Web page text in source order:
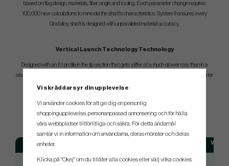
based on flag design, materials, fiber angle and tooling. Each parameter change requires
100,000 new calculations to remodel the shaft’s characteristics. System 9 ensures every
Grafalloy shaft is designed with unparalleled material accuracy.
Vertical Launch Technology Technology
Designed with an EI profile in the tip section that gets stiffer at a much slower rate than in a
standard shaft, Vertical Launch Technology maximizes launch conditions and provides greater
height off the tee.
SPEC.
Vikt
ProLaunch Blue 45 Lady 44
Vi skräddarsyr din upplevelse
Vi använder cookies för att ge dig en personlig
shoppingupplevelse, personanpassad annonsering och för hålla
våra webbplatser tillförlitliga och säkra. För detta ändamål
samlar vi in information om användarna, deras mönster och deras
enheter.
Klicka på "Okej" om du tillåter alla cookies eller välj vilka cookies